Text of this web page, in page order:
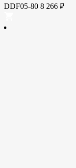
DDF05-80 8 266 ₽